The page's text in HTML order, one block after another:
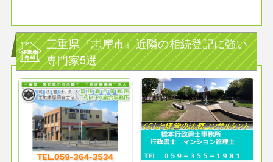
三重県『志摩市』近隣の相続登記に強い
専門家5選